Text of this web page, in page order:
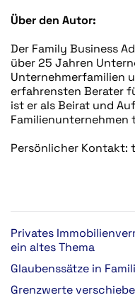
Über den Autor:
Der Family Business
über 25 Jahren
Unternehmerfamilien
erfahrensten Berater
ist er als Beirat und
Familienunternehmen
Persönlicher Kontakt:
Privates
ein altes Thema
Glaubenssätze in
Grenzwerte